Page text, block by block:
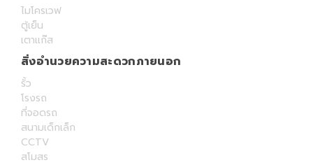
ไมโครเวฟ
ตู้เย็น
เตาแก๊ส
สิ่งอำนวยความสะดวกภายนอก
รั้ว
โรงรถ
ที่จอดรถ
สนามเด็กเล็ก
CCTV
สโมสร